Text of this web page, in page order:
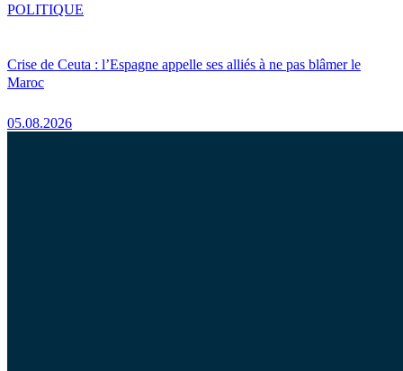
Crise de Ceuta : l’Espagne appelle ses alliés à ne pas blâmer le
Maroc
05.08.2026
POLITIQUE